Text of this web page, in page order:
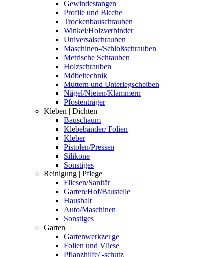
Gewindestangen
Profile und Bleche
Trockenbauschrauben
Winkel/Holzverbinder
Universalschrauben
Maschinen-/Schloßschrauben
Metrische Schrauben
Holzschrauben
Möbeltechnik
Muttern und Unterlegscheiben
Nägel/Nieten/Klammern
Pfostenträger
Kleben | Dichten
Bauschaum
Klebebänder/ Folien
Kleber
Pistolen/Pressen
Silikone
Sonstiges
Reinigung | Pflege
Fliesen/Sanitär
Garten/Hof/Baustelle
Haushalt
Auto/Maschinen
Sonstiges
Garten
Gartenwerkzeuge
Folien und Vliese
Pflanzhilfe/ -schutz